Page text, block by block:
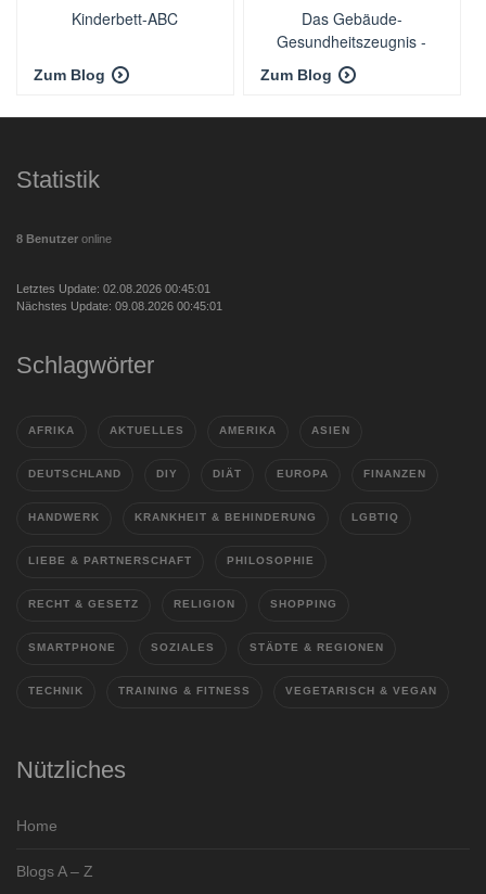
Kinderbett-ABC
Zum Blog
Das Gebäude-
Gesundheitszeugnis -
Aufklärung über
Schadstoffe in Gebäuden
Zum Blog
Statistik
8 Benutzer online
Letztes Update: 02.08.2026 00:45:01
Nächstes Update: 09.08.2026 00:45:01
Schlagwörter
AFRIKA AKTUELLES AMERIKA ASIEN
DEUTSCHLAND DIY DIÄT EUROPA FINANZEN
HANDWERK KRANKHEIT & BEHINDERUNG LGBTIQ
LIEBE & PARTNERSCHAFT PHILOSOPHIE
RECHT & GESETZ RELIGION SHOPPING
SMARTPHONE SOZIALES STÄDTE & REGIONEN
TECHNIK TRAINING & FITNESS VEGETARISCH & VEGAN
Nützliches
Home
Blogs A – Z